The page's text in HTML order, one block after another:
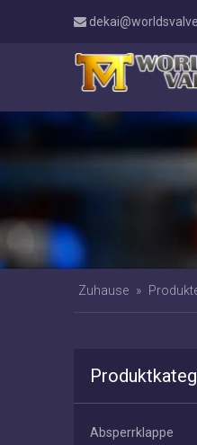

Zuhause »
Absperrklappe